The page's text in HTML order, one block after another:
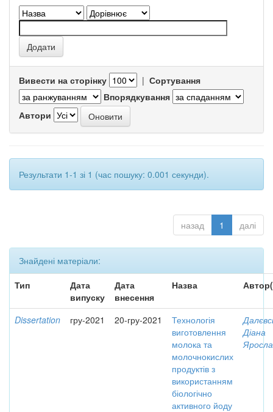
Вивести на сторінку | Сортування
Впорядкування
Автори
Результати 1-1 зі 1 (час пошуку: 0.001 секунди).
назад 1 далі
Знайдені матеріали:
Тип
Дата
випуску
Дата
внесення
Назва
Dissertation гру-2021 20-гру-2021
Технологія
виготовлення
молока та
молочнокислих
продуктів з
використанням
біологічно
активного йоду
Діана